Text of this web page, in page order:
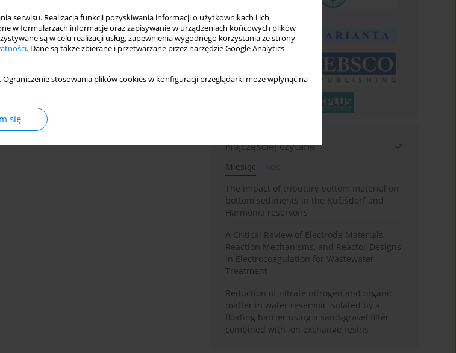
serwisu. Realizacja funkcji pozyskiwania informacji o użytkownikach i ich
w formularzach informacje oraz zapisywanie w urządzeniach końcowych plików
są w celu realizacji usług, zapewnienia wygodnego korzystania ze strony
. Dane są także zbierane i przetwarzane przez narzędzie Google Analytics
stosowania plików cookies w konfiguracji przeglądarki może wpłynąć na
się
Najczęściej czytane
Miesiąc
Rok
The impact of tributary bottom material on
bottom sediments in the Kučišdorf and
Harmónia reservoirs
A Critical Review of Electrode Materials,
Reaction Mechanisms, and Reactor Designs
in Electrocoagulation for Wastewater
Treatment
Reduction of nitrate nitrogen and organic
matter in water reservoir isolated by a
floating barrier using a sand-gravel filter
combined with ion exchange resins